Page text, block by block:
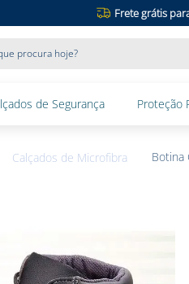
Frete grátis
de Segurança Proteção
Calçados de Microfibra Botina